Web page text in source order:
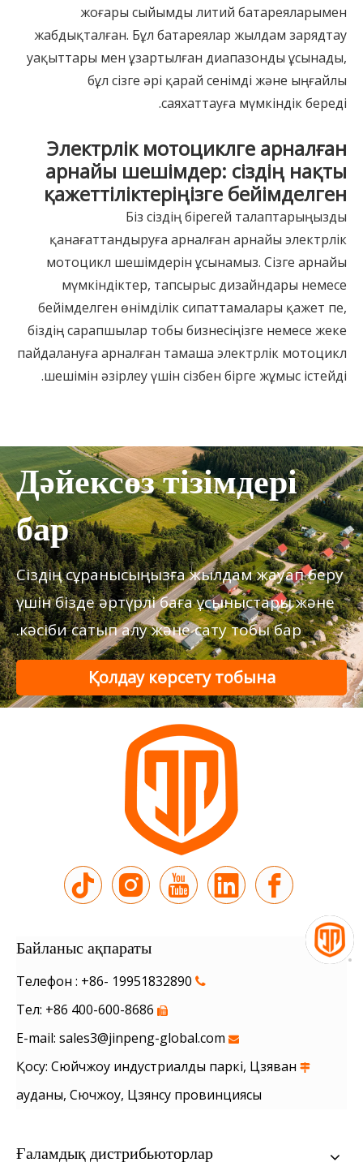
жоғары сыйымды литий батареяларымен
жабдықталған. Бұл батареялар жылдам зарядтау
уақыттары мен ұзартылған диапазонды ұсынады,
бұл сізге әрі қарай сенімді және ыңғайлы
саяхаттауға мүмкіндік береді.
Электрлік мотоциклге арналған
арнайы шешімдер: сіздің нақты
қажеттіліктеріңізге бейімделген
Біз сіздің бірегей талаптарыңызды
қанағаттандыруға арналған арнайы электрлік
мотоцикл шешімдерін ұсынамыз. Сізге арнайы
мүмкіндіктер, тапсырыс дизайндары немесе
бейімделген өнімділік сипаттамалары қажет пе,
біздің сарапшылар тобы бизнесіңізге немесе жеке
пайдалануға арналған тамаша электрлік мотоцикл
шешімін әзірлеу үшін сізбен бірге жұмыс істейді.
Дәйексөз тізімдері
бар
Сіздің сұранысыңызға жылдам жауап беру
үшін бізде әртүрлі баға ұсыныстары және
кәсіби сатып алу және сату тобы бар.
Қолдау көрсету тобына
хабарласыңыз
Байланыс ақпараты



sales3@jinpeng-global.com

Қосу: Сюйчжоу индустриалды паркі, Цзяван
ауданы, Сючжоу, Цзянсу провинциясы
Ғаламдық дистрибьюторлар